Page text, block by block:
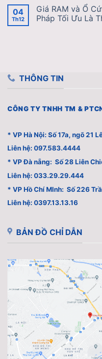
04
Th12
Giá RAM và Ổ
Pháp Tối Ưu Là
THÔNG TIN
CÔNG TY TNHH TM &
* VP Hà Nội: Số 17a, ngõ 21
Liên hệ: 097.583.4444
* VP Đà nẵng: Số 28 Liên
Liên hệ: 033.29.29.444
* VP Hồ Chí MInh: Số 226
Liên hệ: 0397.13.13.16
BẢN ĐỒ CHỈ DẪN